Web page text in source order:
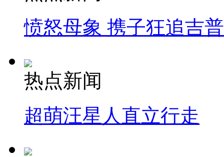
愤怒母象 携子狂追吉
热点新闻
超萌汪星人直立行走